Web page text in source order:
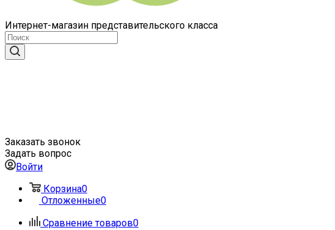
Интернет-магазин представительского класса
Заказать звонок
Задать вопрос
Войти
Корзина0
Отложенные0
Сравнение товаров0